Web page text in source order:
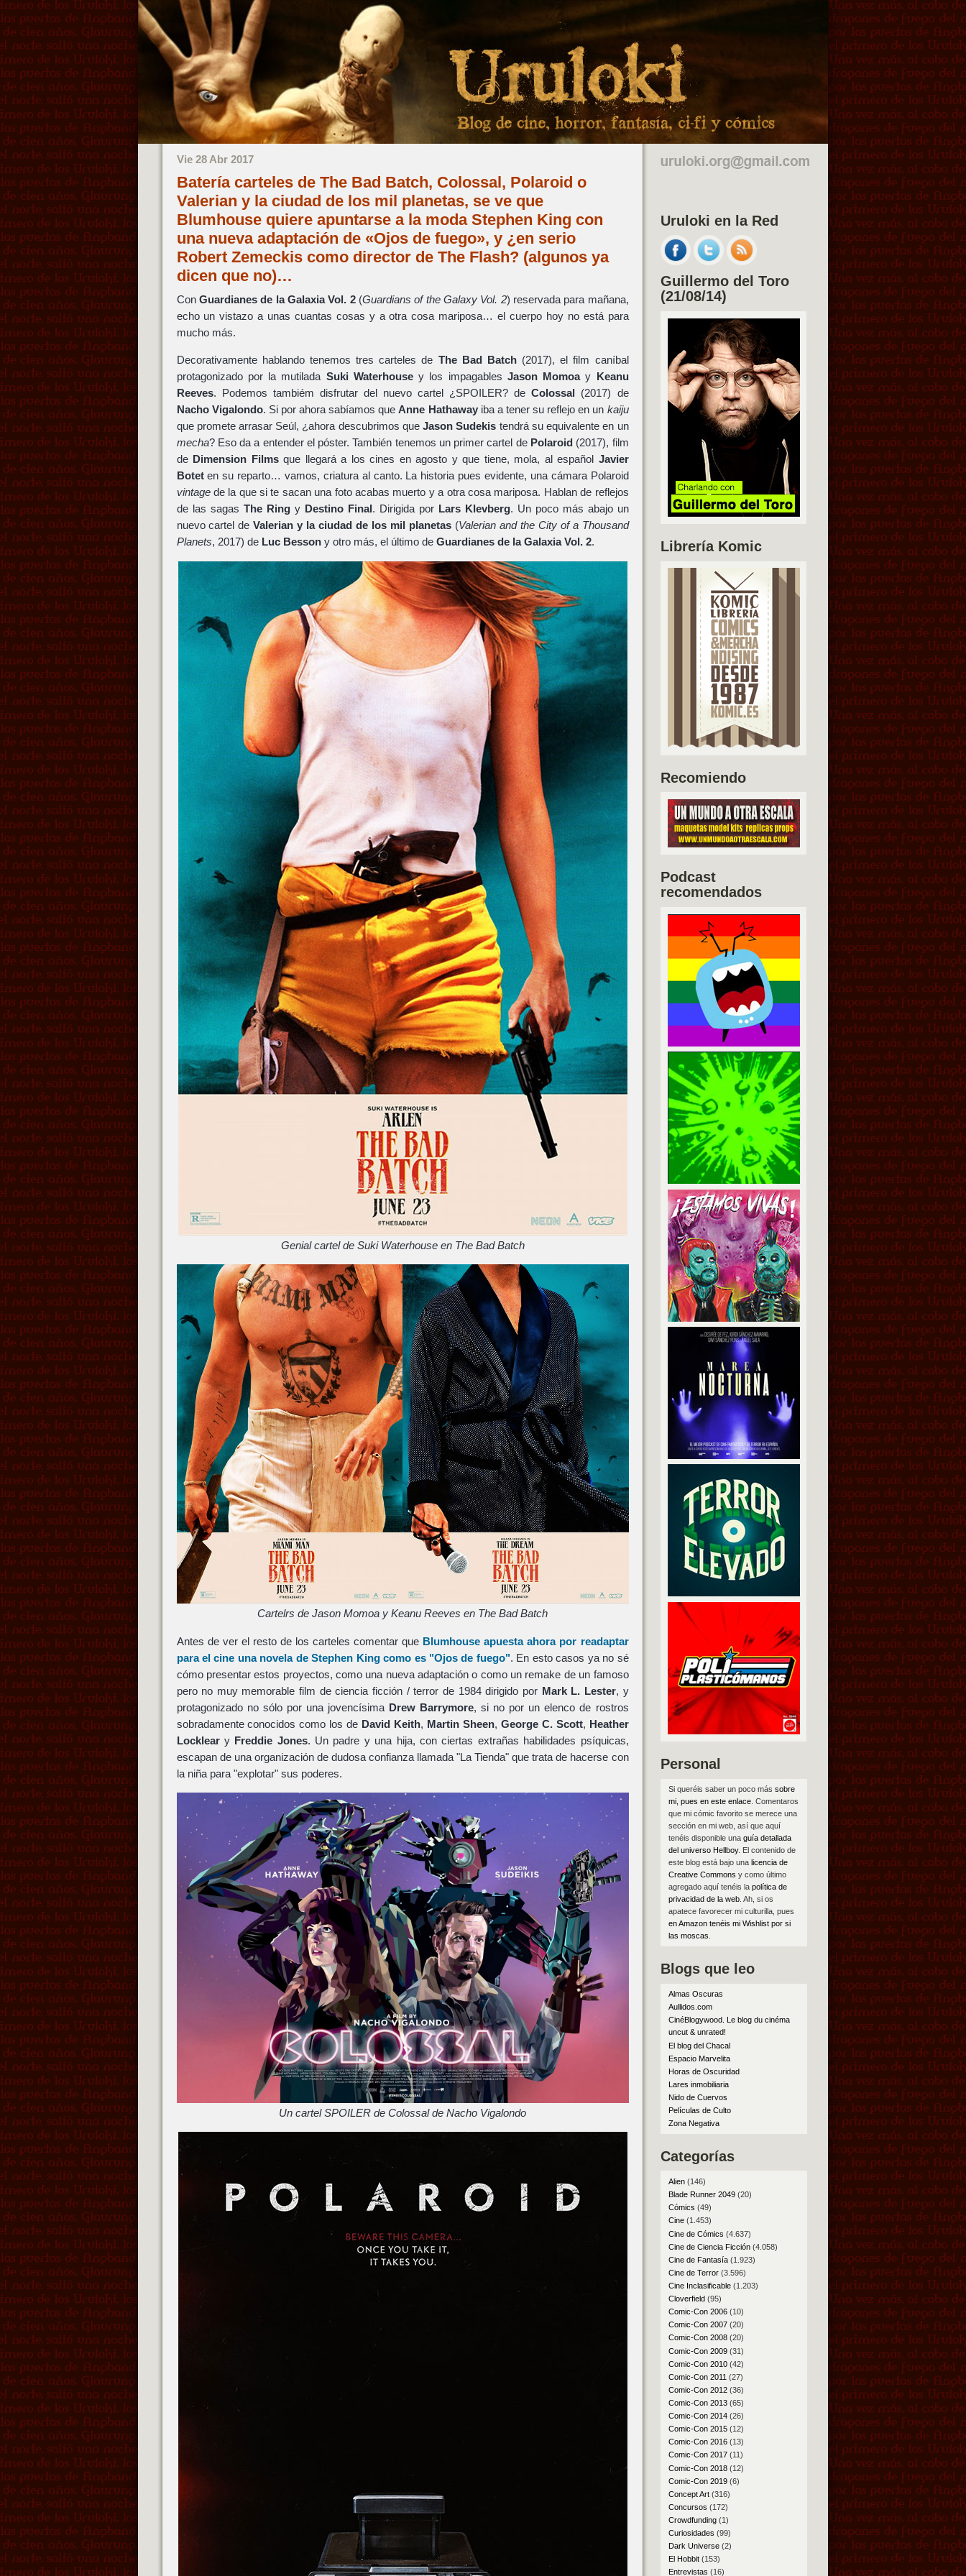
Vie 28 Abr 2017
Batería carteles de The Bad Batch, Colossal, Polaroid o
Valerian y la ciudad de los mil planetas, se ve que
Blumhouse quiere apuntarse a la moda Stephen King con
una nueva adaptación de «Ojos de fuego», y ¿en serio
Robert Zemeckis como director de The Flash? (algunos ya
dicen que no)…
Con Guardianes de la Galaxia Vol. 2(Guardians of the Galaxy Vol. 2) reservada para mañana,
echo un vistazo a unas cuantas cosas y a otra cosa mariposa… el cuerpo hoy no está para
mucho más.
Decorativamente hablando tenemos tres carteles de The Bad Batch(2017), el film caníbal
protagonizado por la mutilada Suki Waterhousey los impagables Jason Momoay Keanu
Reeves. Podemos tambiém disfrutar del nuevo cartel ¿SPOILER? deColossal (2017) de
Nacho Vigalondo. Si por ahora sabíamos queAnne Hathawayiba a tener su reflejo en un kaiju
que promete arrasar Seúl, ¿ahora descubrimos queJason Sudekis tendrá su equivalente en un
mecha? Eso da a entender el póster. También tenemos un primer cartel de Polaroid (2017), film
de Dimension Filmsque llegará a los cines en agosto y que tiene, mola, al español Javier
Boteten su reparto… vamos, criatura al canto. La historia pues evidente, una cámara Polaroid
vintagede la que si te sacan una foto acabas muerto y a otra cosa mariposa. Hablan de reflejos
de las sagas The Ringy Destino Final. Dirigida por Lars Klevberg. Un poco más abajo un
nuevo cartel deValerian y la ciudad de los mil planetas(Valerian and the City of a Thousand
Planets, 2017) de Luc Bessony otro más, el último de Guardianes de la Galaxia Vol. 2.
Genial cartel de Suki Waterhouse en The Bad Batch
Cartelrs de Jason Momoa y Keanu Reeves en The Bad Batch
Antes de ver el resto de los carteles comentar que Blumhouse apuesta ahora por readaptar
para el cine una novela deStephen Kingcomo es "Ojos de fuego". En esto casos ya no sé
cómo presentar estos proyectos, como una nueva adaptación o como un remake de un famoso
pero no muy memorable film de ciencia ficción / terror de 1984 dirigido por Mark L. Lester, y
protagonizado no sólo por una jovencísima Drew Barrymore, si no por un elenco de rostros
sobradamente conocidos como los de David Keith, Martin Sheen, George C. Scott, Heather
Lockleary Freddie Jones. Un padre y una hija, con ciertas extrañas habilidades psíquicas,
escapan de una organización de dudosa confianza llamada "La Tienda" que trata de hacerse con
la niña para "explotar" sus poderes.
Un cartel SPOILER de Colossal de Nacho Vigalondo
Uruloki en la Red
Guillermo del Toro
(21/08/14)
Librería Komic
Recomiendo
Podcast
recomendados
Personal
Si queréis saber un poco más sobre
mi, pues en este enlace. Comentaros
que mi cómic favorito se merece una
sección en mi web, así que aquí
tenéis disponible una guía detallada
del universo Hellboy. El contenido de
este blog está bajo una licencia de
Creative Commons y como último
agregado aquí tenéis la política de
privacidad de la web. Ah, si os
apatece favorecer mi culturilla, pues
en Amazon tenéis mi Wishlist por si
las moscas
Blogs que leo
Almas Oscuras
Aullidos.com
CinéBlogywood. Le blog du cinéma
uncut & unrated!
El blog del Chacal
Espacio Marvelita
Horas de Oscuridad
Lares inmobiliaria
Nido de Cuervos
Películas de Culto
Zona Negativa
Categorías
Alien(146)
Blade Runner 2049(20)
Cómics (49)
Cine(1.453)
Cine de Cómics (4.637)
Cine de Ciencia Ficción(4.058)
Cine de Fantasía(1.923)
Cine de Terror(3.596)
Cine Inclasificable(1.203)
Cloverfield(95)
Comic-Con 2006(10)
Comic-Con 2007(20)
Comic-Con 2008(20)
Comic-Con 2009(31)
Comic-Con 2010(42)
Comic-Con 2011 (27)
Comic-Con 2012(36)
Comic-Con 2013(65)
Comic-Con 2014(26)
Comic-Con 2015(12)
Comic-Con 2016(13)
Comic-Con 2017(11)
Comic-Con 2018(12)
Comic-Con 2019(6)
Concept Art(316)
Concursos (172)
Crowdfunding(1)
Curiosidades (99)
Dark Universe(2)
El Hobbit(153)
Entrevistas (16)